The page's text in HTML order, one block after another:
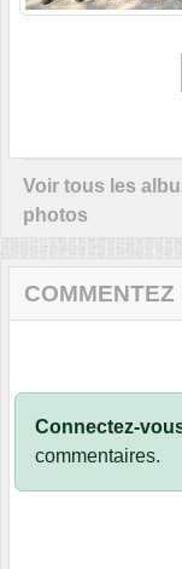
Voir tous les
photos
Connectez-
commentaires.